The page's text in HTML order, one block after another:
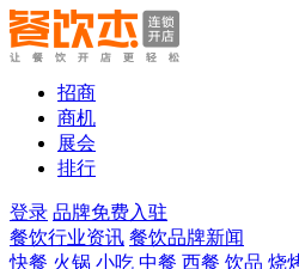
招商
商机
展会
排行
登录 品牌免费入驻
餐饮行业资讯 餐饮品牌新闻
快餐 火锅 小吃 中餐 西餐 饮品 烧